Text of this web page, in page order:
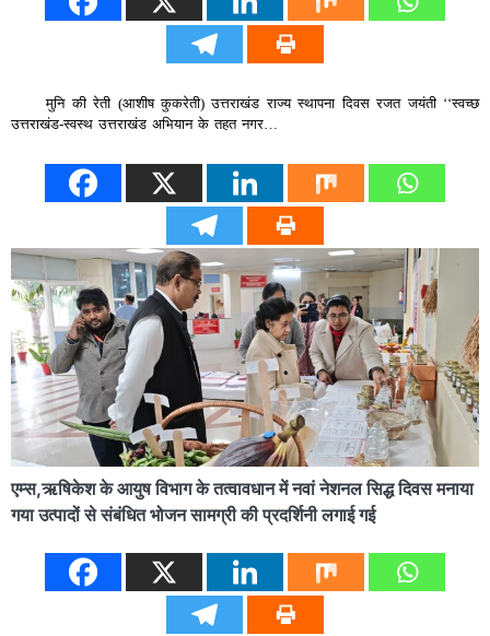
मुनि की रेती (आशीष कुकरेती) उत्तराखंड राज्य स्थापना दिवस रजत जयंती ‘‘स्वच्छ
उत्तराखंड-स्वस्थ उत्तराखंड अभियान के तहत नगर…
एम्स,ऋषिकेश के आयुष विभाग के तत्वावधान में नवां नेशनल सिद्ध दिवस मनाया
गया उत्पादों से संबंधित भोजन सामग्री की प्रदर्शिनी लगाई गई